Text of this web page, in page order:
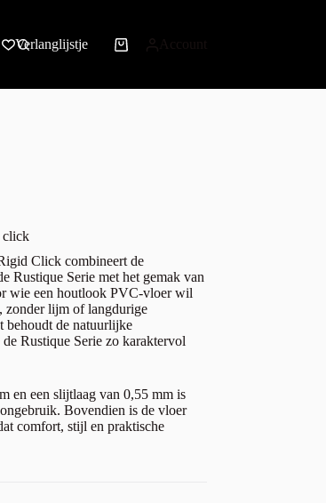
Verlanglijstje
click
Click combineert de
Rustique Serie met het gemak van
wie een houtlook PVC-vloer wil
zonder lijm of langdurige
de natuurlijke
Rustique Serie zo karaktervol
en een slijtlaag van 0,55 mm is
Bovendien is de vloer
comfort, stijl en praktische